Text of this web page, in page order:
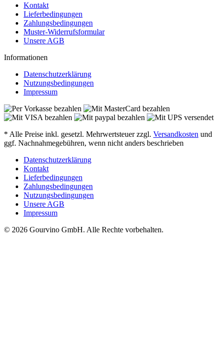
Kontakt
Lieferbedingungen
Zahlungsbedingungen
Muster-Widerrufsformular
Unsere AGB
Informationen
Datenschutzerklärung
Nutzungsbedingungen
Impressum
* Alle Preise inkl. gesetzl. Mehrwertsteuer zzgl. Versandkosten und
ggf. Nachnahmegebühren, wenn nicht anders beschrieben
Datenschutzerklärung
Kontakt
Lieferbedingungen
Zahlungsbedingungen
Nutzungsbedingungen
Unsere AGB
Impressum
© 2026 Gourvino GmbH. Alle Rechte vorbehalten.